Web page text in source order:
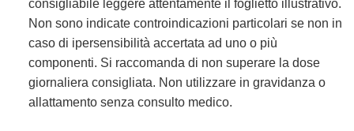
consigliabile leggere attentamente il foglietto illustrativo.
Non sono indicate controindicazioni particolari se non in
caso di ipersensibilità accertata ad uno o più
componenti. Si raccomanda di non superare la dose
giornaliera consigliata. Non utilizzare in gravidanza o
allattamento senza consulto medico.